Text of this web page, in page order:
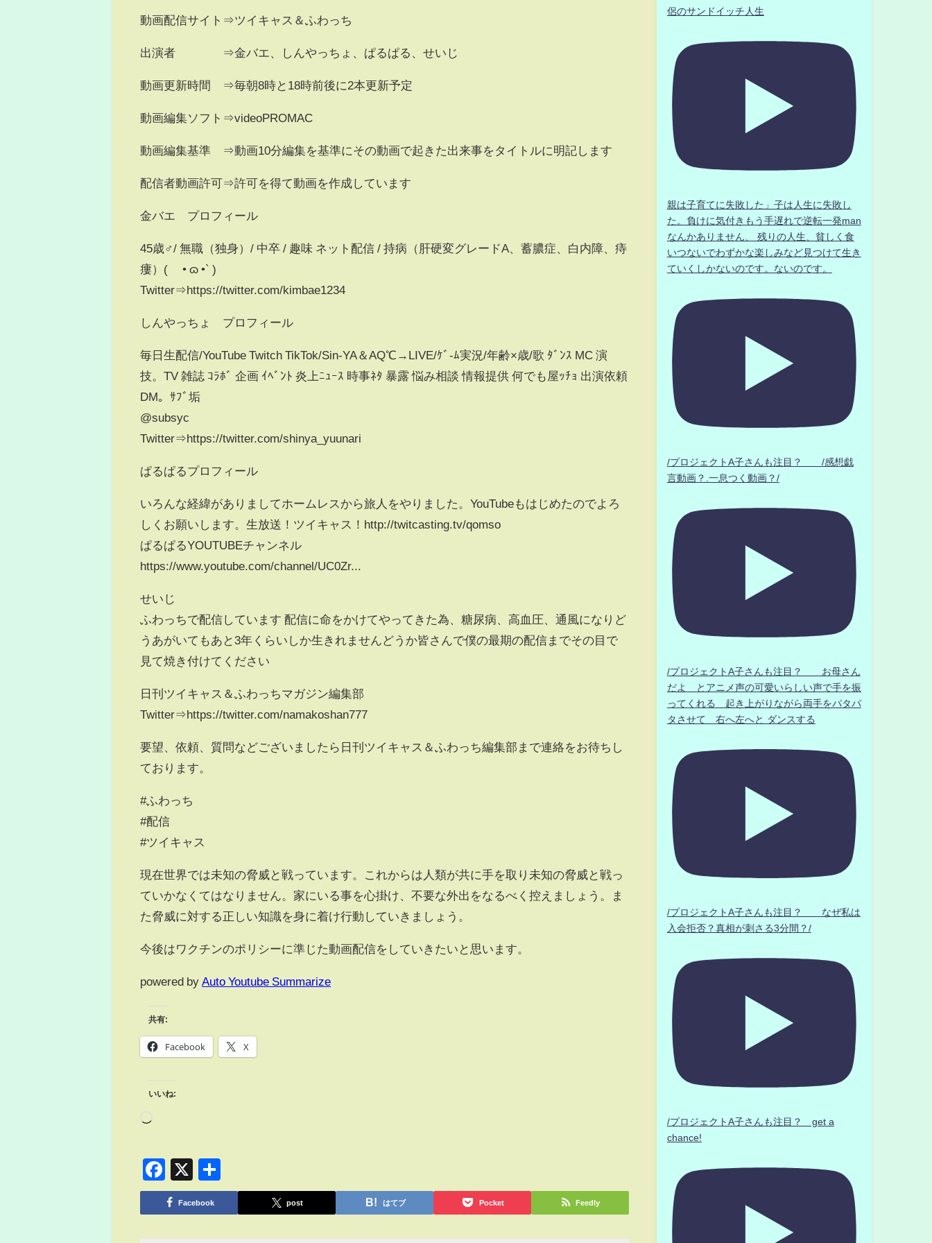
動画配信サイト⇒ツイキャス＆ふわっち
出演者 ⇒金バエ、しんやっちょ、ぱるぱる、せいじ
動画更新時間 ⇒毎朝8時と18時前後に2本更新予定
動画編集ソフト⇒videoPROMAC
動画編集基準 ⇒動画10分編集を基準にその動画で起きた出来事をタイトルに明記します
配信者動画許可⇒許可を得て動画を作成しています
金バエ プロフィール
45歳♂/ 無職（独身）/ 中卒 / 趣味 ネット配信 / 持病（肝硬変グレードA、蓄膿症、白内障、痔
瘻）( ´• ɷ •` )
Twitter⇒https://twitter.com/kimbae1234
しんやっちょ プロフィール
毎日生配信/YouTube Twitch TikTok/Sin-YA＆AQ℃→LIVE/ｹﾞ-ﾑ実況/年齢×歳/歌 ﾀﾞﾝｽ MC 演
技。TV 雑誌 ｺﾗﾎﾞ 企画 ｲﾍﾞﾝﾄ 炎上ﾆｭｰｽ 時事ﾈﾀ 暴露 悩み相談 情報提供 何でも屋ｯﾁｮ 出演依頼
DM。ｻﾌﾞ垢
@subsyc
Twitter⇒https://twitter.com/shinya_yuunari
ぱるぱるプロフィール
いろんな経緯がありましてホームレスから旅人をやりました。YouTubeもはじめたのでよろ
しくお願いします。生放送！ツイキャス！http://twitcasting.tv/qomso
ぱるぱるYOUTUBEチャンネル
https://www.youtube.com/channel/UC0Zr...
せいじ
ふわっちで配信しています 配信に命をかけてやってきた為、糖尿病、高血圧、通風になりど
うあがいてもあと3年くらいしか生きれませんどうか皆さんで僕の最期の配信までその目で
見て焼き付けてください
日刊ツイキャス＆ふわっちマガジン編集部
Twitter⇒https://twitter.com/namakoshan777
要望、依頼、質問などございましたら日刊ツイキャス＆ふわっち編集部まで連絡をお待ちし
ております。
#ふわっち
#配信
#ツイキャス
現在世界では未知の脅威と戦っています。これからは人類が共に手を取り未知の脅威と戦っ
ていかなくてはなりません。家にいる事を心掛け、不要な外出をなるべく控えましょう。ま
た脅威に対する正しい知識を身に着け行動していきましょう。
今後はワクチンのポリシーに準じた動画配信をしていきたいと思います。
powered by Auto Youtube Summarize
共有:
Facebook X
いいね:
Facebook
X
有
Facebook post はてブ Pocket Feedly
侶のサンドイッチ人生
親は子育てに失敗した」子は人生に失敗し
た。負けに気付きもう手遅れで逆転一発man
なんかありません、 残りの人生、貧しく食
いつないでわずかな楽しみなど見つけて生き
ていくしかないのです。ないのです。
/プロジェクトA子さんも注目？ /感想戯
言動画？.一息つく動画？/
/プロジェクトA子さんも注目？ お母さん
だよ とアニメ声の可愛いらしい声で手を振
ってくれる 起き上がりながら両手をパタパ
タさせて 右へ左へと ダンスする
/プロジェクトA子さんも注目？ なぜ私は
入会拒否？真相が刺さる3分間？/
/プロジェクトA子さんも注目？ get a
chance!